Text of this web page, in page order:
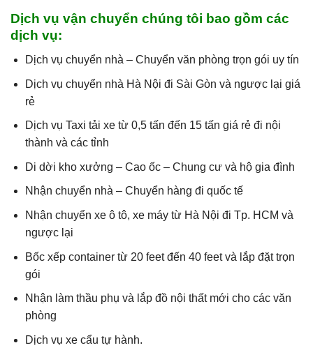
Dịch vụ vận chuyển chúng tôi bao gồm các
dịch vụ:
Dịch vụ chuyển nhà – Chuyển văn phòng trọn gói uy tín
Dịch vụ chuyển nhà Hà Nội đi Sài Gòn và ngược lại giá
rẻ
Dịch vụ Taxi tải xe từ 0,5 tấn đến 15 tấn giá rẻ đi nội
thành và các tỉnh
Di dời kho xưởng – Cao ốc – Chung cư và hộ gia đình
Nhận chuyển nhà – Chuyển hàng đi quốc tế
Nhận chuyển xe ô tô, xe máy từ Hà Nội đi Tp. HCM và
ngược lại
Bốc xếp container từ 20 feet đến 40 feet và lắp đặt trọn
gói
Nhận làm thầu phụ và lắp đồ nội thất mới cho các văn
phòng
Dịch vụ xe cẩu tự hành.